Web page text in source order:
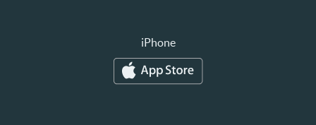
iPhone